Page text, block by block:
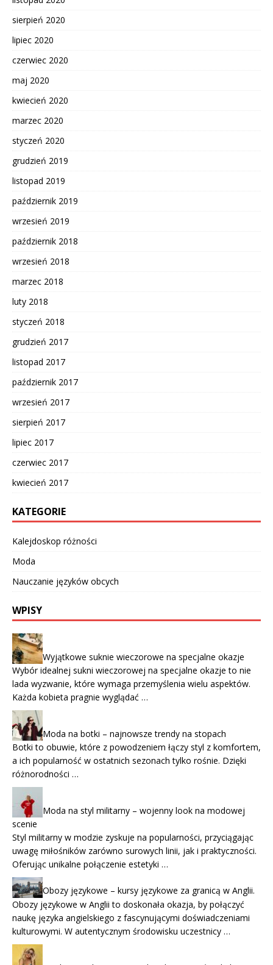
sierpień 2020
lipiec 2020
czerwiec 2020
maj 2020
kwiecień 2020
marzec 2020
styczeń 2020
grudzień 2019
listopad 2019
październik 2019
wrzesień 2019
październik 2018
wrzesień 2018
marzec 2018
luty 2018
styczeń 2018
grudzień 2017
listopad 2017
październik 2017
wrzesień 2017
sierpień 2017
lipiec 2017
czerwiec 2017
kwiecień 2017
KATEGORIE
Kalejdoskop różności
Moda
Nauczanie języków obcych
WPISY
Wyjątkowe suknie wieczorowe na specjalne okazje
Wybór idealnej sukni wieczorowej na specjalne okazje to nie
lada wyzwanie, które wymaga przemyślenia wielu aspektów.
Każda kobieta pragnie wyglądać …
Moda na botki – najnowsze trendy na stopach
Botki to obuwie, które z powodzeniem łączy styl z komfortem,
a ich popularność w ostatnich sezonach tylko rośnie. Dzięki
różnorodności …
Moda na styl militarny – wojenny look na modowej
scenie
Styl militarny w modzie zyskuje na popularności, przyciągając
uwagę miłośników zarówno surowych linii, jak i praktyczności.
Oferując unikalne połączenie estetyki …
Obozy językowe – kursy językowe za granicą w Anglii.
Obozy językowe w Anglii to doskonała okazja, by połączyć
naukę języka angielskiego z fascynującymi doświadczeniami
kulturowymi. W autentycznym środowisku uczestnicy …